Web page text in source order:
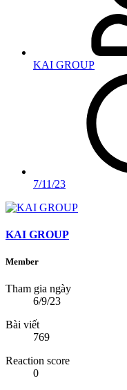
KAI GROUP
7/11/23
KAI GROUP
Member
Tham gia ngày
6/9/23
Bài viết
769
Reaction score
0